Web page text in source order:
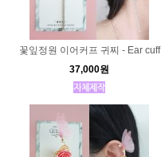
꽃잎정원 이어커프 귀찌 - Ear cuff
37,000원